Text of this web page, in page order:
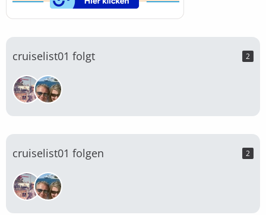
cruiselist01 folgt 2
cruiselist01 folgen 2